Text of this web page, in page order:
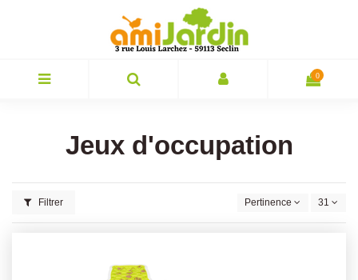
0
Jeux d'occupation
Filtrer Pertinence 31